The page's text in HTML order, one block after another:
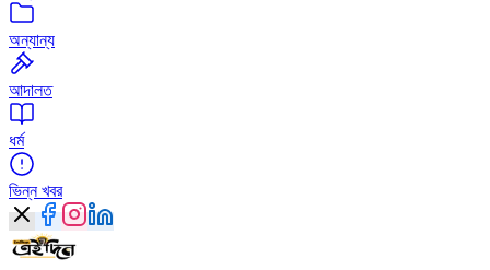
অন্যান্য
আদালত
ধর্ম
ভিন্ন খবর